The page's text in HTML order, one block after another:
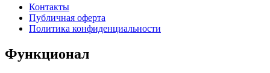
Контакты
Публичная оферта
Политика конфиденциальности
Функционал